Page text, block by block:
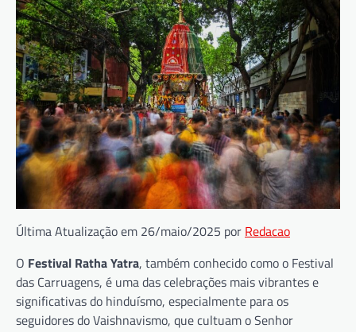
Última Atualização em 26/maio/2025 por Redacao
O Festival Ratha Yatra, também conhecido como o Festival
das Carruagens, é uma das celebrações mais vibrantes e
significativas do hinduísmo, especialmente para os
seguidores do Vaishnavismo, que cultuam o Senhor